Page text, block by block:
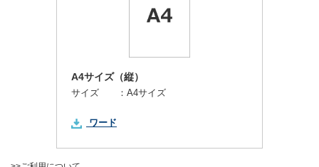
A4サイズ（縦）
サイズ ： A4サイズ
ワード